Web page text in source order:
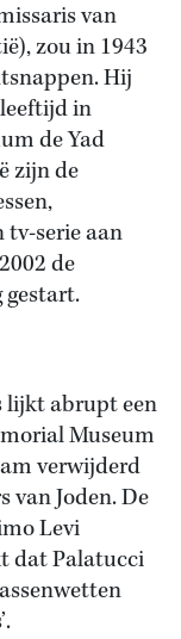
van
zou in 1943
Hij
in
de Yad
zijn de
tv-serie aan
de
lijkt abrupt een
Museum
verwijderd
van Joden. De
Levi
dat Palatucci